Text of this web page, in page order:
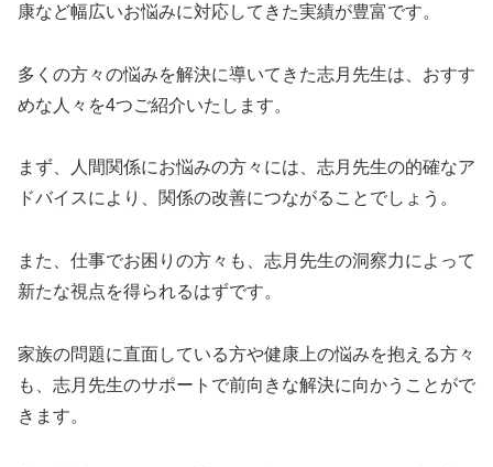
康など幅広いお悩みに対応してきた実績が豊富です。
多くの方々の悩みを解決に導いてきた志月先生は、おすす
めな人々を4つご紹介いたします。
まず、人間関係にお悩みの方々には、志月先生の的確なア
ドバイスにより、関係の改善につながることでしょう。
また、仕事でお困りの方々も、志月先生の洞察力によって
新たな視点を得られるはずです。
家族の問題に直面している方や健康上の悩みを抱える方々
も、志月先生のサポートで前向きな解決に向かうことがで
きます。